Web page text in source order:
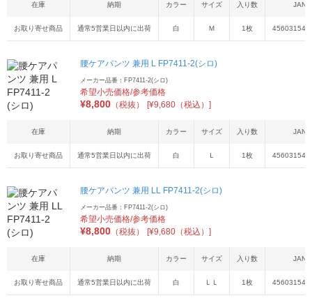
在庫 納期 カラー サイズ 入り数 JAN
お取り寄せ商品 通常5営業日以内に出荷 白 Ｍ 1枚
腰ケアパンツ 兼用 L FP7411-2(シロ)
メーカー品番：FP7411-2(シロ)
希望小売価格/参考価格
¥8,800 （税抜） [¥9,680（税込）]
在庫 納期 カラー サイズ 入り数 JAN
お取り寄せ商品 通常5営業日以内に出荷 白 Ｌ 1枚
腰ケアパンツ 兼用 LL FP7411-2(シロ)
メーカー品番：FP7411-2(シロ)
希望小売価格/参考価格
¥8,800 （税抜） [¥9,680（税込）]
在庫 納期 カラー サイズ 入り数 JAN
お取り寄せ商品 通常5営業日以内に出荷 白 ＬＬ 1枚